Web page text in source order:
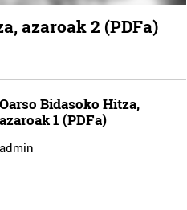
azaroak 2 (PDFa)
Oarso Bidasoko Hitza,
azaroak 1 (PDFa)
admin